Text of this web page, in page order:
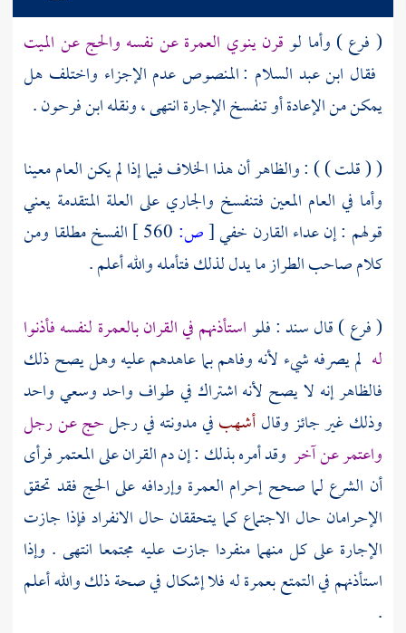
( فرع ) وأما لوقرن ينوي العمرة عن نفسه والحج عن الميت
فقال ابن عبد السلام : المنصوص عدم الإجزاء واختلف هل
يمكن من الإعادة أو تنفسخ الإجارة انتهى ، ونقلهابن فرحون.
(( قلت )) : والظاهر أن هذا الخلاف فيما إذا لم يكن العام معينا
وأما في العام المعين فتنفسخ والجاري على العلة المتقدمة يعني
قولهم : إن عداء القارن خفي[ص:
الفسخ مطلقا ومن
كلام صاحب الطراز ما يدل لذلك فتأمله والله أعلم .
( فرع ) قالسند: فلواستأذنهم في القران بالعمرة لنفسه فأذنوا
له لم يصرفه شيء لأنه وفاهم بما عاهدهم عليه وهل يصح ذلك
فالظاهر إنه لا يصح لأنه اشتراك في طواف واحد وسعي واحد
وذلك غير جائز وقالأشهبفي مدونته في رجلحج عن رجل
واعتمر عن آخر وقد أمره بذلك : إن دم القران على المعتمر فرأى
أن الشرع لما صحح إحرام العمرة وإردافه على الحج فقد تحقق
الإحرامان حال الاجتماع كما يتحققان حال الانفراد فإذا جازت
الإجارة على كل منهما منفردا جازت عليه مجتمعا انتهى . وإذا
استأذنهم في التمتع بعمرة له فلا إشكال في صحة ذلك والله أعلم
.